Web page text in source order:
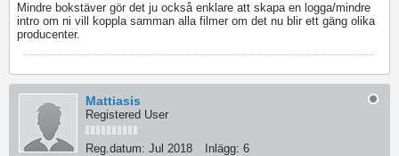
Mindre bokstäver gör det ju också enklare att skapa en logga/mindre
intro om ni vill koppla samman alla filmer om det nu blir ett gäng olika
producenter.
Mattiasis
Registered User
Reg.datum: Jul 2018 Inlägg: 6